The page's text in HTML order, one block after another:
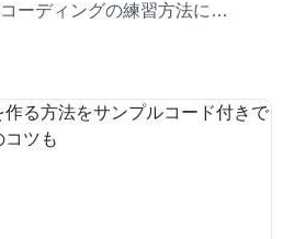
ーディングの練習方法に…